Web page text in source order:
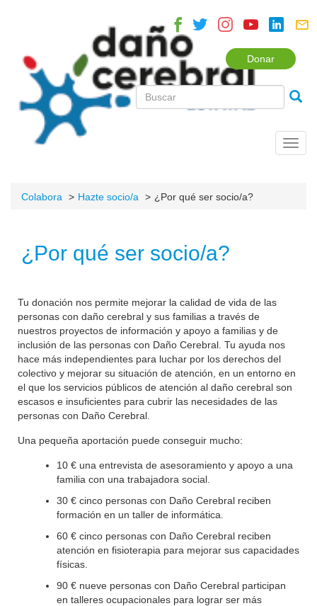
Donar
Colabora Hazte socio/a ¿Por qué ser socio/a?
¿Por qué ser socio/a?
Tu donación nos permite mejorar la calidad de vida de las
personas con daño cerebral y sus familias a través de
nuestros proyectos de información y apoyo a familias y de
inclusión de las personas con Daño Cerebral. Tu ayuda nos
hace más independientes para luchar por los derechos del
colectivo y mejorar su situación de atención, en un entorno en
el que los servicios públicos de atención al daño cerebral son
escasos e insuficientes para cubrir las necesidades de las
personas con Daño Cerebral.
Una pequeña aportación puede conseguir mucho:
10 € una entrevista de asesoramiento y apoyo a una
familia con una trabajadora social.
30 € cinco personas con Daño Cerebral reciben
formación en un taller de informática.
60 € cinco personas con Daño Cerebral reciben
atención en fisioterapia para mejorar sus capacidades
físicas.
90 € nueve personas con Daño Cerebral participan
en talleres ocupacionales para lograr ser más